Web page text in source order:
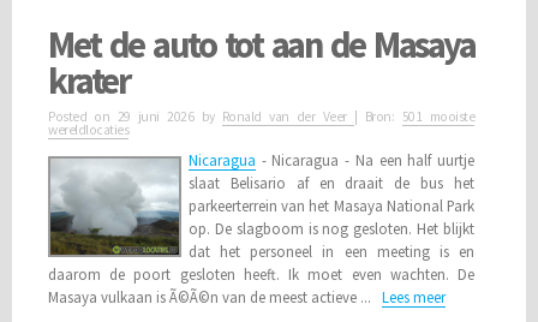
Met de auto tot aan de Masaya
krater
Posted on 29 juni 2026by Ronald van der Veer | Bron: 501 mooiste
wereldlocaties
Nicaragua - Nicaragua - Na een half uurtje
slaat Belisario af en draait de bus het
parkeerterrein van het Masaya National Park
op. De slagboom is nog gesloten. Het blijkt
dat het personeel in een meeting is en
daarom de poort gesloten heeft. Ik moet even wachten. De
Masaya vulkaan is Ã©Ã©n van de meest actieve ... Lees meer